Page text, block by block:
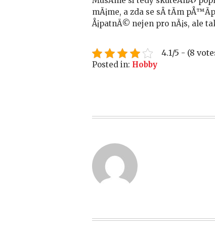
mÃ¡me, a zda se sÂ tÃ­m
Å¡patnÃ© nejen pro nÃ¡s, ale
4.1/5 - (8
Posted in: Hobby